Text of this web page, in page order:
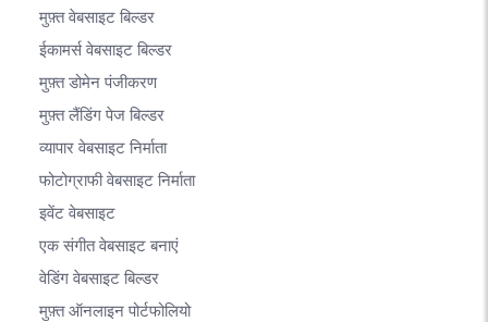
मुफ़्त वेबसाइट बिल्डर
ईकामर्स वेबसाइट बिल्डर
मुफ़्त डोमेन पंजीकरण
मुफ़्त लैंडिंग पेज बिल्डर
व्यापार वेबसाइट निर्माता
फोटोग्राफी वेबसाइट निर्माता
इवेंट वेबसाइट
एक संगीत वेबसाइट बनाएं
वेडिंग वेबसाइट बिल्डर
मुफ़्त ऑनलाइन पोर्टफोलियो